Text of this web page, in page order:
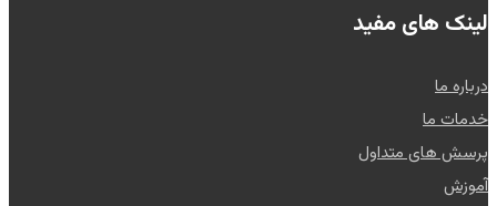
لینک های مفید
درباره ما
خدمات ما
پرسش های متداول
آموزش